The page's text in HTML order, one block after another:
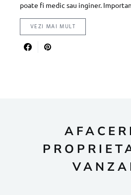
poate fi medic sau inginer.
VEZI MAI MULT